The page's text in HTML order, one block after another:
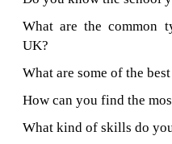
What are the common
UK?
What are some of the
How can you find the
What kind of skills do